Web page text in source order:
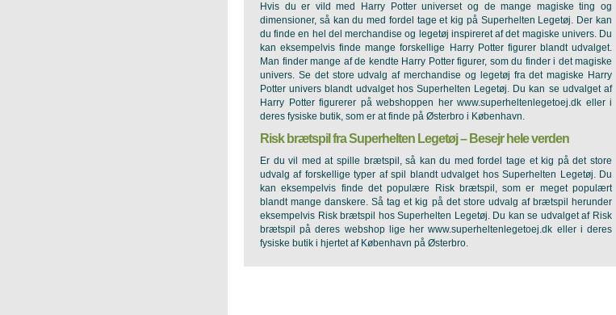
Hvis du er vild med Harry Potter universet og de mange magiske ting og
dimensioner, så kan du med fordel tage et kig på Superhelten Legetøj. Der kan
du finde en hel del merchandise og legetøj inspireret af det magiske univers. Du
kan eksempelvis finde mange forskellige Harry Potter figurer blandt udvalget.
Man finder mange af de kendte Harry Potter figurer, som du finder i det magiske
univers. Se det store udvalg af merchandise og legetøj fra det magiske Harry
Potter univers blandt udvalget hos Superhelten Legetøj. Du kan se udvalget af
Harry Potter figurerer på webshoppen her www.superheltenlegetoej.dk eller i
deres fysiske butik, som er at finde på Østerbro i København.
Risk brætspil fra Superhelten Legetøj – Besejr hele verden
Er du vil med at spille brætspil, så kan du med fordel tage et kig på det store
udvalg af forskellige typer af spil blandt udvalget hos Superhelten Legetøj. Du
kan eksempelvis finde det populære Risk brætspil, som er meget populært
blandt mange danskere. Så tag et kig på det store udvalg af brætspil herunder
eksempelvis Risk brætspil hos Superhelten Legetøj. Du kan se udvalget af Risk
brætspil på deres webshop lige her www.superheltenlegetoej.dk eller i deres
fysiske butik i hjertet af København på Østerbro.